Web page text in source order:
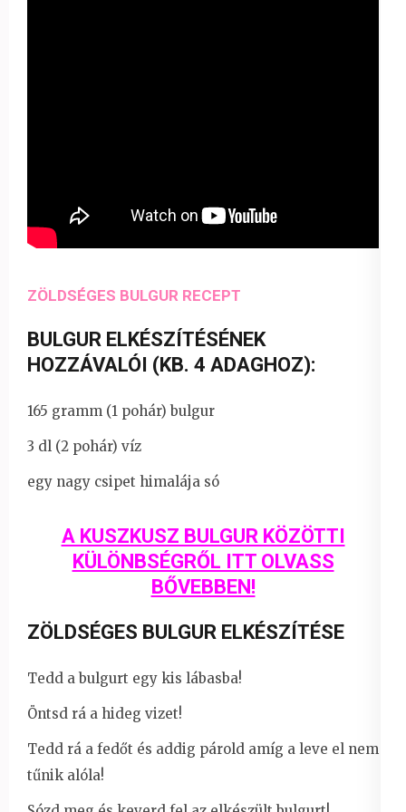
ZÖLDSÉGES BULGUR RECEPT
BULGUR ELKÉSZÍTÉSÉNEK
HOZZÁVALÓI (KB. 4 ADAGHOZ):
165 gramm (1 pohár) bulgur
3 dl (2 pohár) víz
egy nagy csipet himalája só
A KUSZKUSZ BULGUR KÖZÖTTI
KÜLÖNBSÉGRŐL ITT OLVASS
BŐVEBBEN!
ZÖLDSÉGES BULGUR ELKÉSZÍTÉSE
Tedd a bulgurt egy kis lábasba!
Öntsd rá a hideg vizet!
Tedd rá a fedőt és addig párold amíg a leve el nem
tűnik alóla!